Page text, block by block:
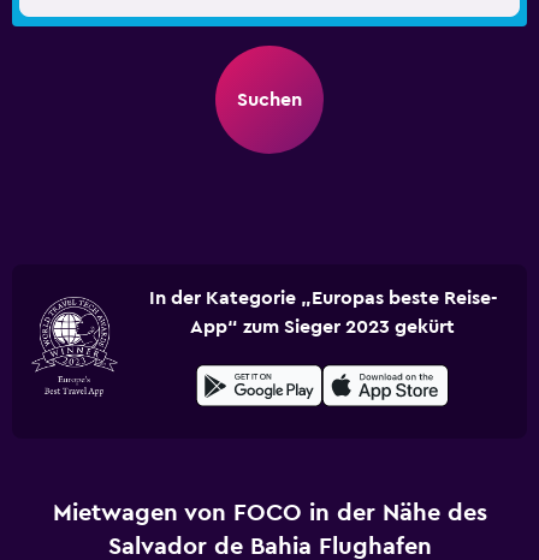
Suchen
In der Kategorie „Europas beste Reise-
App“ zum Sieger 2023 gekürt
Mietwagen von FOCO in der Nähe des
Salvador de Bahia Flughafen